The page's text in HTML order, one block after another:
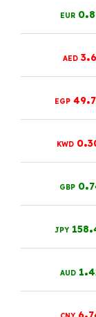
0.
EUR
3.
AED
49.
EGP
0.
KWD
0.
GBP
158.
JPY
1.
AUD
.